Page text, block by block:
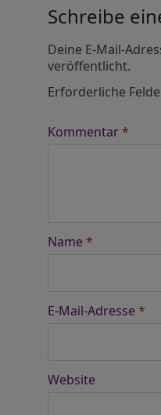
Schreibe
Deine E-Mail-
veröffentlicht.
Erforderliche
Kommentar*
Name *
E-Mail-Adresse *
Website